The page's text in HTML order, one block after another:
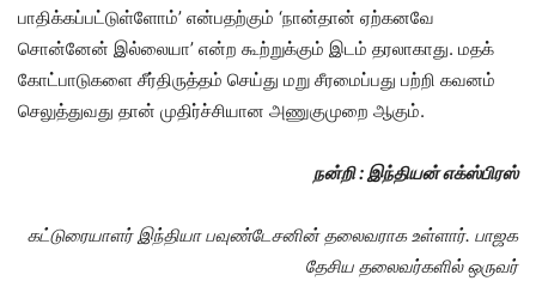
பாதிக்கப்பட்டுள்ளோம்’ என்பதற்கும் ‘நான்தான் ஏற்கனவே
சொன்னேன் இல்லையா’ என்ற கூற்றுக்கும் இடம் தரலாகாது. மதக்
கோட்பாடுகளை சீர்திருத்தம் செய்து மறு சீரமைப்பது பற்றி கவனம்
செலுத்துவது தான் முதிர்ச்சியான அணுகுமுறை ஆகும்.
நன்றி : இந்தியன் எக்ஸ்பிரஸ்
கட்டுரையாளர் இந்தியா பவுண்டேசனின் தலைவராக உள்ளார். பாஜக
தேசிய தலைவர்களில் ஒருவர்